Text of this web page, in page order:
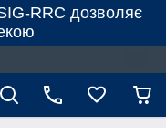
RRC дозволяє